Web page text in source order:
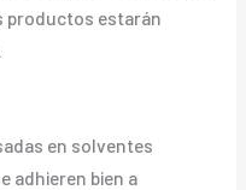
productos estarán
en solventes
adhieren bien a